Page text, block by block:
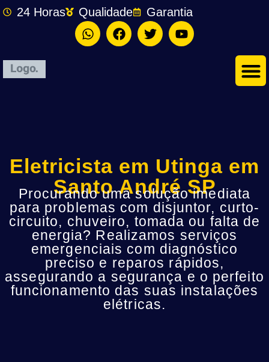
24 Horas Qualidade Garantia
Eletricista em Utinga em
Santo André SP
Procurando uma solução imediata
para problemas com disjuntor, curto-
circuito, chuveiro, tomada ou falta de
energia? Realizamos serviços
emergenciais com diagnóstico
preciso e reparos rápidos,
assegurando a segurança e o perfeito
funcionamento das suas instalações
elétricas.